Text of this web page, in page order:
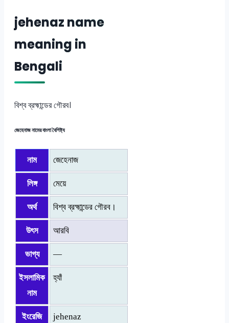
jehenaz name
meaning in
Bengali
বিশ্ব ব্রহ্মান্ডের গৌরব।
জেহেনাজ নামের বাংলা বৈশিষ্ট্য
নাম জেহেনাজ
লিঙ্গ মেয়ে
অর্থ বিশ্ব ব্রহ্মান্ডের গৌরব।
উৎস আরবি
ভাগ্য —
ইসলামিক
নাম
হ্যাঁ
ইংরেজি
jehenaz